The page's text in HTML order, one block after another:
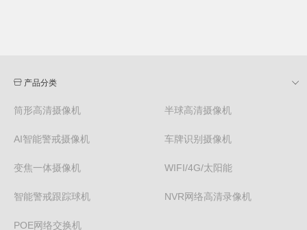
产品分类
筒形高清摄像机 半球高清摄像机
AI智能警戒摄像机 车牌识别摄像机
变焦一体摄像机 WIFI/4G/太阳能
智能警戒跟踪球机 NVR网络高清录像机
POE网络交换机